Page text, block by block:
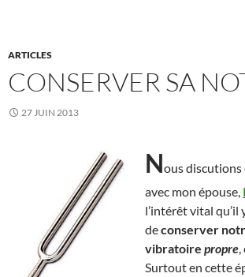
ARTICLES
CONSERVER SA
27 JUIN 2013
Nous discutions
avec mon épouse,
l’intérêt vital qu’il
deconserver
vibratoire propre
Surtout en cette